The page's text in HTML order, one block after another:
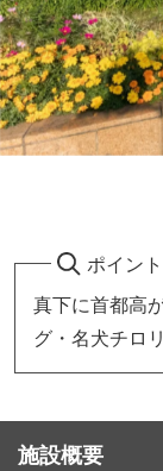
ポイント
真下に首都高
グ・名犬チロ
施設概要